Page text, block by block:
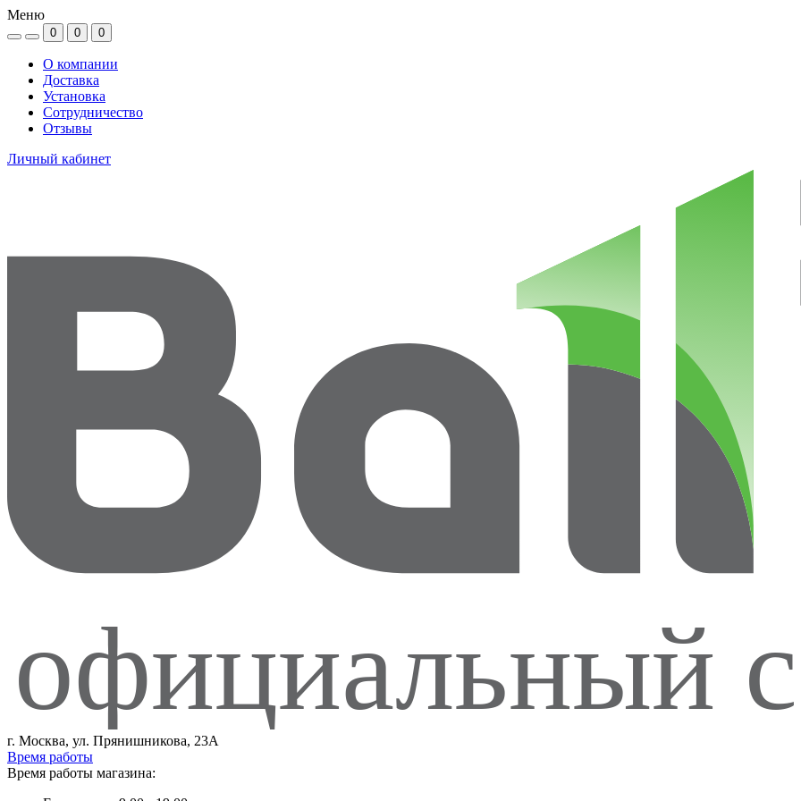
Меню
0 0 0
О компании
Доставка
Установка
Сотрудничество
Отзывы
Личный кабинет
официальный
г. Москва, ул. Прянишникова, 23А
Время работы
Время работы магазина: